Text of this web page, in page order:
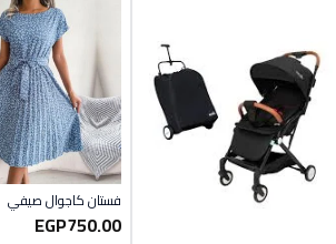
فستان كاجوال صيفي
EGP750.00